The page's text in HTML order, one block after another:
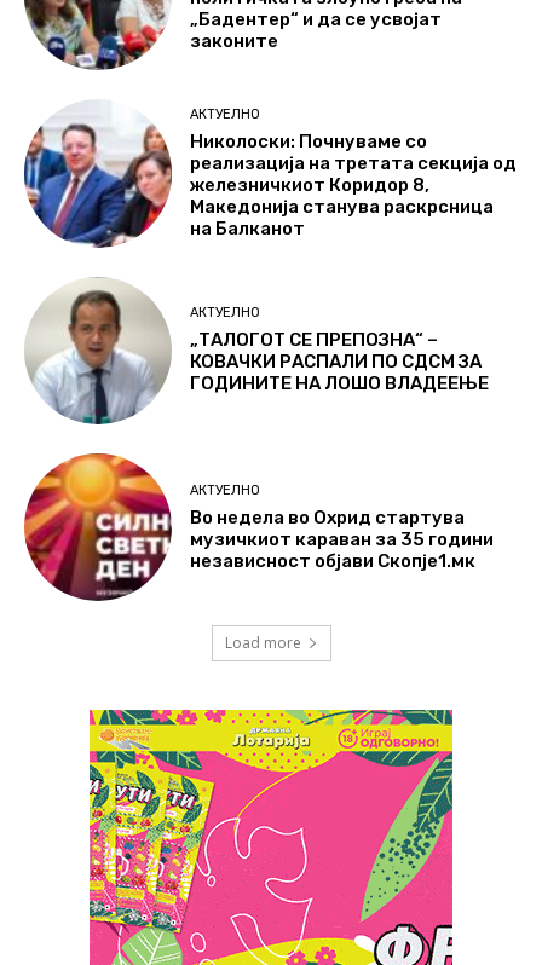
„Бадентер“ и да се усвојат
законите
АКТУЕЛНО
Николоски: Почнуваме со
реализација на третата секција од
железничкиот Коридор 8,
Македонија станува раскрсница
на Балканот
АКТУЕЛНО
„ТАЛОГОТ СЕ ПРЕПОЗНА“ –
КОВАЧКИ РАСПАЛИ ПО СДСМ ЗА
ГОДИНИТЕ НА ЛОШО ВЛАДЕЕЊЕ
АКТУЕЛНО
Во недела во Охрид стартува
музичкиот караван за 35 години
независност објави Скопје1.мк
Load more